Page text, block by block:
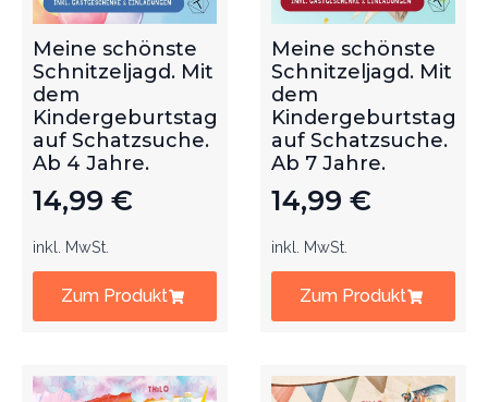
Meine schönste
Schnitzeljagd. Mit
dem
Kindergeburtstag
auf Schatzsuche.
Ab 4 Jahre.
14,99 €
inkl. MwSt.
Zum Produkt
Meine schönste
Schnitzeljagd. Mit
dem
Kindergeburtstag
auf Schatzsuche.
Ab 7 Jahre.
14,99 €
inkl. MwSt.
Zum Produkt